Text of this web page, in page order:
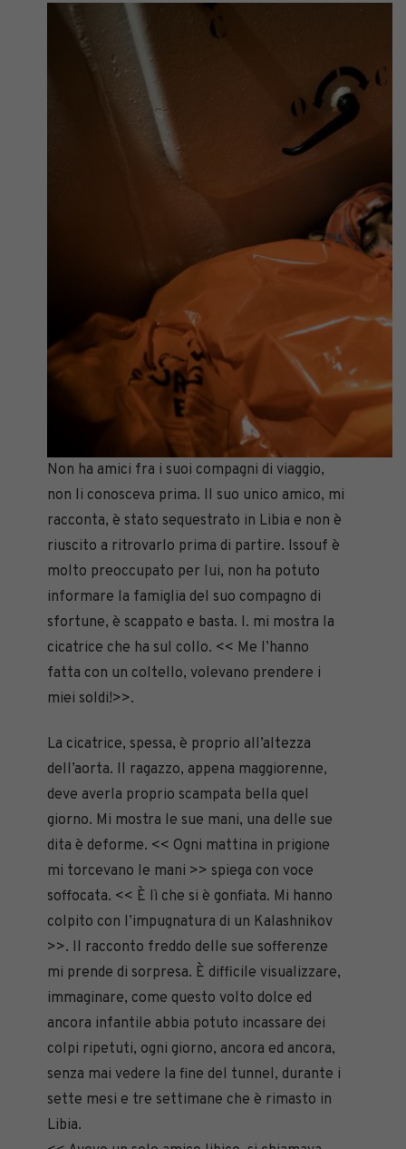
Non ha amici fra i suoi compagni di viaggio,
non li conosceva prima. Il suo unico amico, mi
racconta, è stato sequestrato in Libia e non è
riuscito a ritrovarlo prima di partire. Issouf è
molto preoccupato per lui, non ha potuto
informare la famiglia del suo compagno di
sfortune, è scappato e basta. I. mi mostra la
cicatrice che ha sul collo. << Me l’hanno
fatta con un coltello, volevano prendere i
miei soldi!>>.
La cicatrice, spessa, è proprio all’altezza
dell’aorta. Il ragazzo, appena maggiorenne,
deve averla proprio scampata bella quel
giorno. Mi mostra le sue mani, una delle sue
dita è deforme. << Ogni mattina in prigione
mi torcevano le mani >> spiega con voce
soffocata. << È lì che si è gonfiata. Mi hanno
colpito con l’impugnatura di un Kalashnikov
>>. Il racconto freddo delle sue sofferenze
mi prende di sorpresa. È difficile visualizzare,
immaginare, come questo volto dolce ed
ancora infantile abbia potuto incassare dei
colpi ripetuti, ogni giorno, ancora ed ancora,
senza mai vedere la fine del tunnel, durante i
sette mesi e tre settimane che è rimasto in
Libia.